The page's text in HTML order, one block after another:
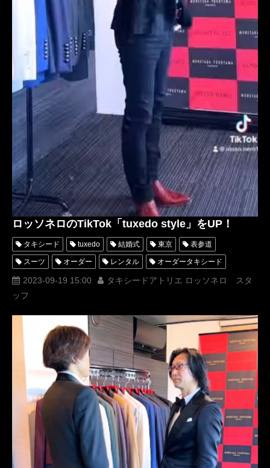
ロッソネロのTikTok「tuxedo style」をUP！
タキシード tuxedo 結婚式 東京 表参道
スーツ オーダー レンタル オーダータキシード
レンタルタキシード ロッソネロ 蝶ネクタイ 人気
購入
オーダータキシード名古屋 新郎衣装
レンタルタキシード東京 レンタルタキシード名古屋 横浜
ROSSONERO タキシードオーダー東京
タキシードレンタル東京 タキシード靴 青山 TikTok
TikToker オーダータキシード横浜 レンタルタキシード横浜
tuxedostyle タキシードスタイル
2023-09-19 15:00
タキシードアトリエ ロッソネロ スタ
ッフ